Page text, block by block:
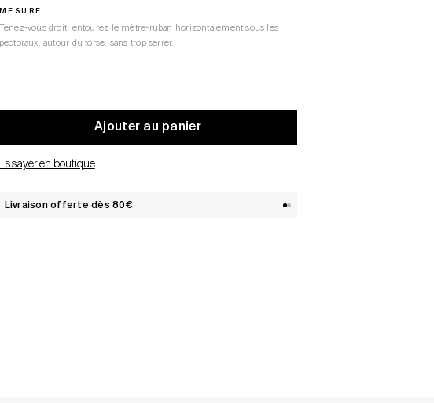
MESURE
Tenez-vous droit, entourez le mètre-ruban horizontalement sous les
pectoraux, autour du torse, sans trop serrer.
Ajouter au panier
Essayer en boutique
Livraison offerte dès 80€ 12